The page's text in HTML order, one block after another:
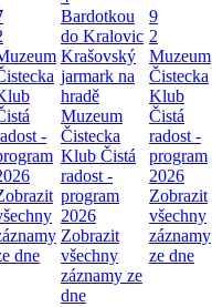
-
dne
Bardotkou
do Kralovic
Krašovský
jarmark na
hradě
Muzeum
Čistecka
Klub Čistá
radost -
program
2026
Zobrazit
všechny
záznamy ze
dne
9
2
Muzeum
Čistecka
Klub
Čistá
radost -
program
2026
Zobrazit
všechny
záznamy
ze dne